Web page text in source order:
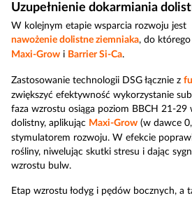
Uzupełnienie dokarmiania
W kolejnym etapie wsparcia rozwoju jest
nawożenie dolistne ziemniaka, do
Maxi-Grow i Barrier Si-Ca.
Zastosowanie technologii DSG łącznie z
zwiększyć efektywność wykorzystanie
faza wzrostu osiąga poziom BBCH 21-29
dolistny, aplikując Maxi-Grow (w dawce
stymulatorem rozwoju. W efekcie
rośliny, niwelując skutki stresu i dając
wzrostu bulw.
Etap wzrostu łodyg i pędów bocznych, a